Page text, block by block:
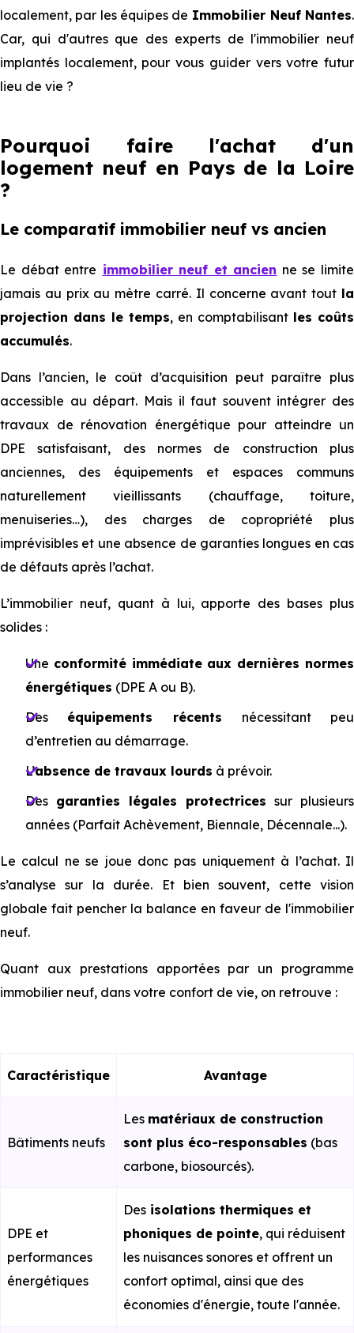
localement, par les équipes de Immobilier Neuf Nantes.
Car, qui d'autres que des experts de l'immobilier neuf
implantés localement, pour vous guider vers votre futur
lieu de vie ?
Pourquoi faire l'achat d'un
logement neuf en Pays de la Loire
?
Le comparatif immobilier neuf vs ancien
Le débat entre immobilier neuf et ancien ne se limite
jamais au prix au mètre carré. Il concerne avant tout la
projection dans le temps, en comptabilisant les coûts
accumulés.
Dans l’ancien, le coût d’acquisition peut paraître plus
accessible au départ. Mais il faut souvent intégrer des
travaux de rénovation énergétique pour atteindre un
DPE satisfaisant, des normes de construction plus
anciennes, des équipements et espaces communs
naturellement vieillissants (chauffage, toiture,
menuiseries…), des charges de copropriété plus
imprévisibles et une absence de garanties longues en cas
de défauts après l’achat.
L’immobilier neuf, quant à lui, apporte des bases plus
solides :
Une conformité immédiate aux dernières normes
énergétiques (DPE A ou B).
Des équipements récents nécessitant peu
d’entretien au démarrage.
L’absence de travaux lourds à prévoir.
Des garanties légales protectrices sur plusieurs
années (Parfait Achèvement, Biennale, Décennale...).
Le calcul ne se joue donc pas uniquement à l’achat. Il
s’analyse sur la durée. Et bien souvent, cette vision
globale fait pencher la balance en faveur de l'immobilier
neuf.
Quant aux prestations apportées par un programme
immobilier neuf, dans votre confort de vie, on retrouve :
Caractéristique Avantage
Bâtiments neufs
Les matériaux de construction
sont plus éco-responsables (bas
carbone, biosourcés).
DPE et
performances
énergétiques
Des isolations thermiques et
phoniques de pointe, qui réduisent
les nuisances sonores et offrent un
confort optimal, ainsi que des
économies d'énergie, toute l'année.